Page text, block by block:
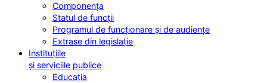
Componența
Statul de funcții
Programul de funcționare și de audiențe
Extrase din legislație
Instituțiile
și serviciile publice
Educația